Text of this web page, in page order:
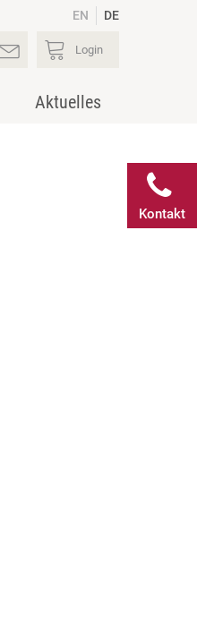
EN DE
Login
Aktuelles
Kontakt